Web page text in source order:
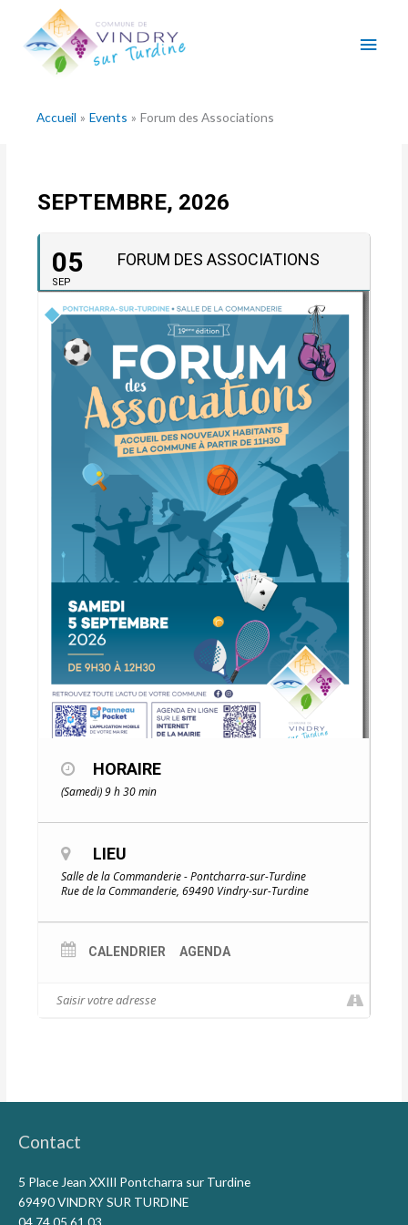
contenu
Accueil Events Forum des Associations
SEPTEMBRE, 2026
05
SEP
FORUM DES ASSOCIATIONS
HORAIRE
(Samedi) 9 h 30 min
LIEU
Salle de la Commanderie - Pontcharra-sur-Turdine
Rue de la Commanderie, 69490 Vindry-sur-Turdine
CALENDRIER AGENDA
Contact
5 Place Jean XXIII Pontcharra sur Turdine
69490 VINDRY SUR TURDINE
04 74 05 61 03